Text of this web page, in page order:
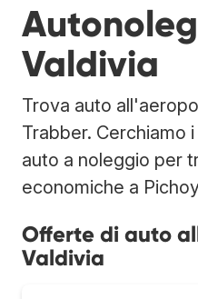
Valdivia
Trova auto
Trabber. Cerchiamo
auto a noleggio per
economiche a
Offerte di auto
Valdivia